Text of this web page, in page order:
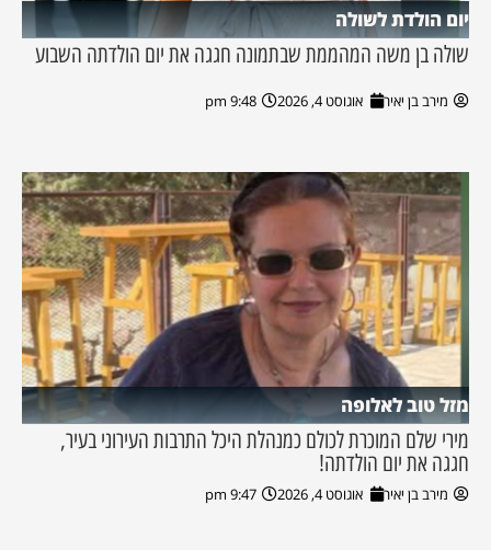
יום הולדת לשולה
שולה בן משה המהממת שבתמונה חגגה את יום הולדתה השבוע
מירב בן יאיר אוגוסט 4, 2026 9:48 pm
מזל טוב לאלופה
מירי שלם המוכרת לכולם כמנהלת היכל התרבות העירוני בעיר,
חגגה את יום הולדתה!
מירב בן יאיר אוגוסט 4, 2026 9:47 pm